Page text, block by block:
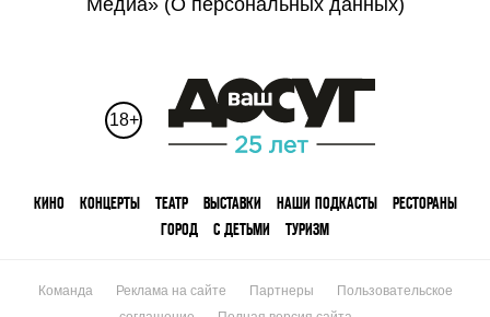
18+
КИНО КОНЦЕРТЫ ТЕАТР ВЫСТАВКИ НАШИ ПОДКАСТЫ
РЕСТОРАНЫ
ГОРОД
С ДЕТЬМИ ТУРИЗМ
Команда Реклама на сайте Партнеры
Пользовательское